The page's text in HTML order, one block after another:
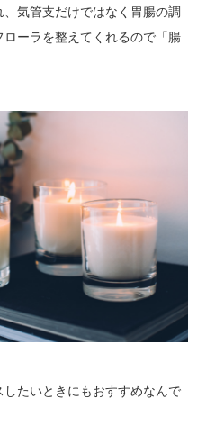
、気管支だけではなく胃腸の調
ーラを整えてくれるので「腸
たいときにもおすすめなんで